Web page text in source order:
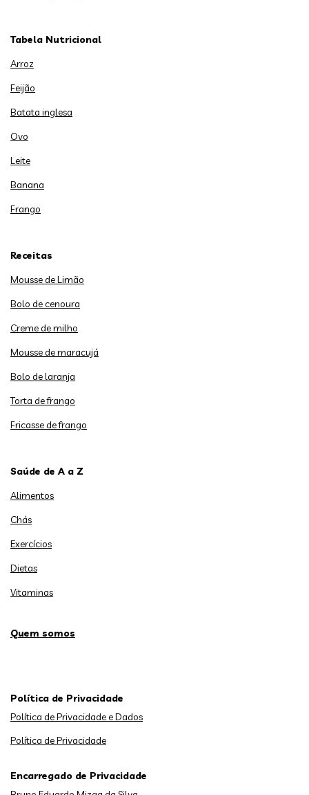
Tabela Nutricional
Arroz
Feijão
Batata inglesa
Ovo
Leite
Banana
Frango
Receitas
Mousse de Limão
Bolo de cenoura
Creme de milho
Mousse de maracujá
Bolo de laranja
Torta de frango
Fricasse de frango
Saúde de A a Z
Alimentos
Chás
Exercícios
Dietas
Vitaminas
Quem somos
Política de Privacidade
Política de Privacidade e Dados
Política de Privacidade
Encarregado de Privacidade